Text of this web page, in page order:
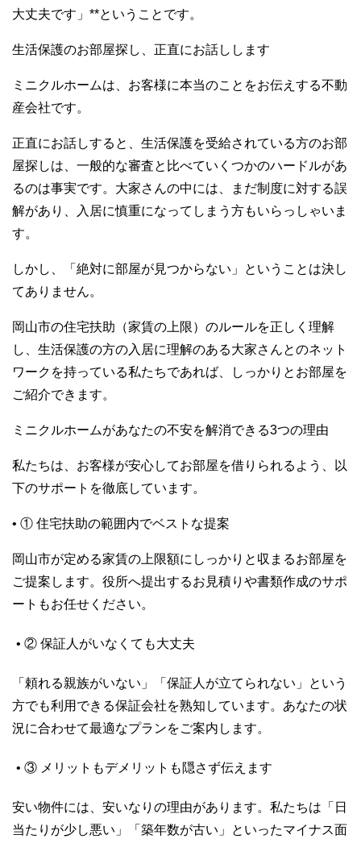
大丈夫です」**ということです。
生活保護のお部屋探し、正直にお話しします
ミニクルホームは、お客様に本当のことをお伝えする不動
産会社です。
正直にお話しすると、生活保護を受給されている方のお部
屋探しは、一般的な審査と比べていくつかのハードルがあ
るのは事実です。大家さんの中には、まだ制度に対する誤
解があり、入居に慎重になってしまう方もいらっしゃいま
す。
しかし、「絶対に部屋が見つからない」ということは決し
てありません。
岡山市の住宅扶助（家賃の上限）のルールを正しく理解
し、生活保護の方の入居に理解のある大家さんとのネット
ワークを持っている私たちであれば、しっかりとお部屋を
ご紹介できます。
ミニクルホームがあなたの不安を解消できる3つの理由
私たちは、お客様が安心してお部屋を借りられるよう、以
下のサポートを徹底しています。
• ① 住宅扶助の範囲内でベストな提案
岡山市が定める家賃の上限額にしっかりと収まるお部屋を
ご提案します。役所へ提出するお見積りや書類作成のサポ
ートもお任せください。
• ② 保証人がいなくても大丈夫
「頼れる親族がいない」「保証人が立てられない」という
方でも利用できる保証会社を熟知しています。あなたの状
況に合わせて最適なプランをご案内します。
• ③ メリットもデメリットも隠さず伝えます
安い物件には、安いなりの理由があります。私たちは「日
当たりが少し悪い」「築年数が古い」といったマイナス面